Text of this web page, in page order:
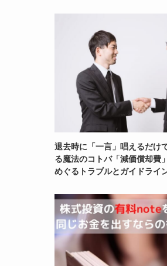
退去時に「一言」唱えるだけ
る魔法のコトバ「減価償却費
めぐるトラブルとガイドライ